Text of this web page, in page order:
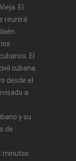
El
reunirá
El
cubana
desde el
a
y su
de
minutos